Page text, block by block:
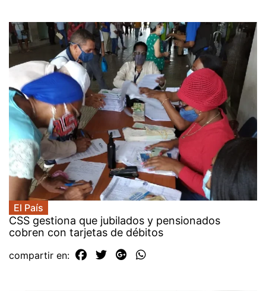
El País
CSS gestiona que jubilados y pensionados
cobren con tarjetas de débitos
compartir en: